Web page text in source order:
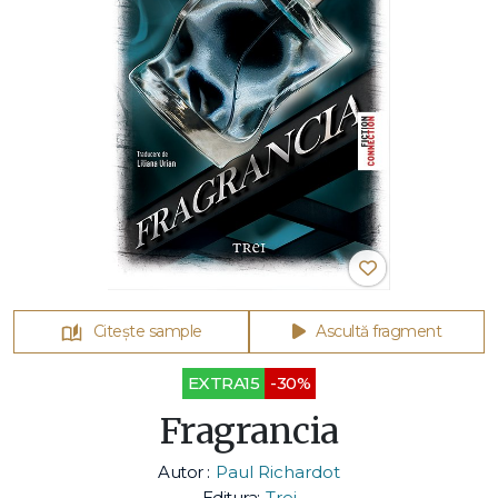
Citește sample Ascultă fragment
EXTRA15 -30%
Fragrancia
Autor : Paul Richardot